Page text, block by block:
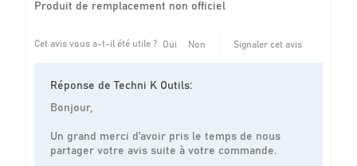
Produit de remplacement non officiel
Cet avis vous a-t-il été utile ? Oui Non Signaler cet avis
Réponse de Techni K Outils:
Bonjour,
Un grand merci d’avoir pris le temps de nous
partager votre avis suite à votre commande.